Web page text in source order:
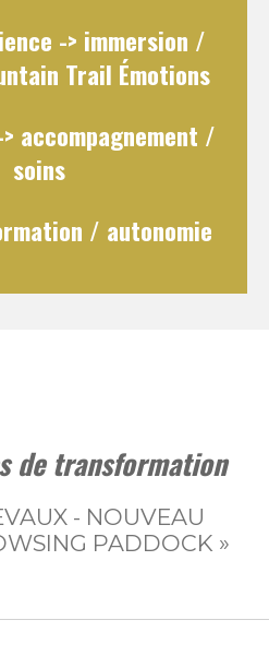
-> immersion /
Trail Émotions
accompagnement /
soins
/ autonomie
de transformation
- NOUVEAU
PADDOCK »